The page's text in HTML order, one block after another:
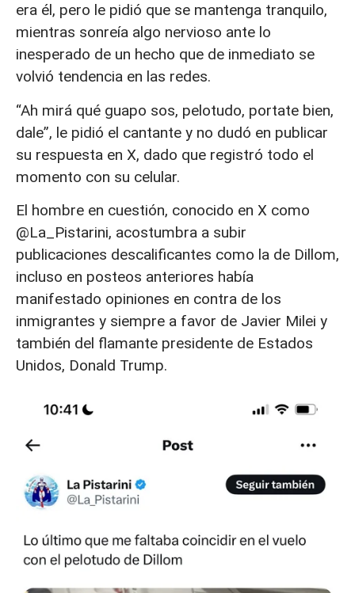
era él, pero le pidió que se mantenga tranquilo,
mientras sonreía algo nervioso ante lo
inesperado de un hecho que de inmediato se
volvió tendencia en las redes.
“Ah mirá qué guapo sos, pelotudo, portate bien,
dale”, le pidió el cantante y no dudó en publicar
su respuesta en X, dado que registró todo el
momento con su celular.
El hombre en cuestión, conocido en X como
@La_Pistarini, acostumbra a subir
publicaciones descalificantes como la de Dillom,
incluso en posteos anteriores había
manifestado opiniones en contra de los
inmigrantes y siempre a favor de Javier Milei y
también del flamante presidente de Estados
Unidos, Donald Trump.